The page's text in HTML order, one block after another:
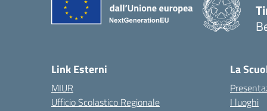
Link Esterni
MIUR
Ufficio Scolastico Regionale
La
I luoghi